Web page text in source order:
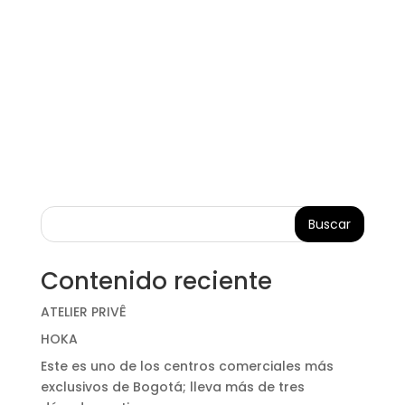
Buscar
Contenido reciente
ATELIER PRIVÊ
HOKA
Este es uno de los centros comerciales más
exclusivos de Bogotá; lleva más de tres